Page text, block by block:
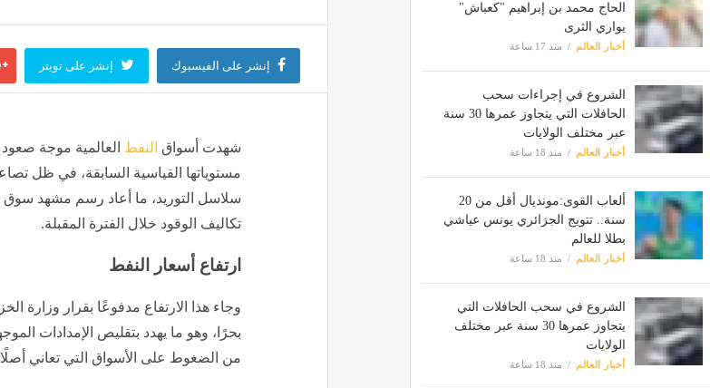
الحاج محمد بن إبراهيم "كعباش"
يواري الثرى
أخبار العالم منذ 17 ساعة
الشروع في إجراءات سحب
الحافلات التي يتجاوز عمرها 30 سنة
عبر مختلف الولايات
أخبار العالم منذ 18 ساعة
ألعاب القوى:مونديال أقل من 20
سنة.. تتويج الجزائري يونس عياشي
بطلا للعالم
أخبار العالم منذ 18 ساعة
الشروع في سحب الحافلات التي
يتجاوز عمرها 30 سنة عبر مختلف
الولايات
أخبار العالم منذ 18 ساعة
إنشر على الفيسبوك إنشر على تويتر
شهدت أسواق النفط العالمية موجة
مستوياتها القياسية السابقة، في ظل
سلاسل التوريد، ما أعاد رسم مشهد سوق
تكاليف الوقود خلال الفترة المقبلة.
ارتفاع أسعار النفط
وجاء هذا الارتفاع مدفوعًا بقرار وزارة
بحرًا، وهو ما يهدد بتقليص الإمدادات
من الضغوط على الأسواق التي تعاني